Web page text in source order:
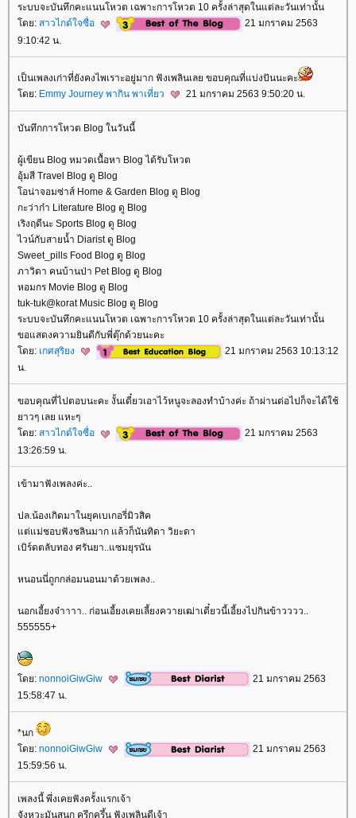
ระบบจะบันทึกคะแนนโหวต เฉพาะการโหวต 10 ครั้งล่าสุดในแต่ละวันเท่านั้น
ดย: สาวไกด์ใจซื่อ
21 มกราคม 2563
9:10:42 น.
เป็นเพลงเก่าที่ยังคงไพเราะอยู่มาก ฟังเพลินเลย ขอบคุณที่แบ่งปันนะคะ
ดย: Emmy Journey พากิน พาเที่ยว 21 มกราคม 2563 9:50:20 น.
บันทึกการโหวต Blog ในวันนี้
ผู้เขียน Blog หมวดเนื้อหา Blog ได้รับโหวต
อุ้มสี Travel Blog ดู Blog
อน่าจอมซ่าส์ Home & Garden Blog ดู Blog
กะว่าก๋า Literature Blog ดู Blog
เริงฤดีนะ Sports Blog ดู Blog
ไวน์กับสายน้ำ Diarist ดู Blog
Sweet_pills Food Blog ดู Blog
ภาวิดา คนบ้านป่า Pet Blog ดู Blog
หอมกร Movie Blog ดู Blog
tuk-tuk@korat Music Blog ดู Blog
ระบบจะบันทึกคะแนนโหวต เฉพาะการโหวต 10 ครั้งล่าสุดในแต่ละวันเท่านั้น
ขอแสดงความยินดีกับพี่ตุ๊กด้วยนะคะ
ดย: เกศสุริยง
21 มกราคม 2563 10:13:12
น.
ขอบคุณที่ไปตอบนะคะ งั้นเดี๋ยวเอาไว้หนูจะลองทำบ้างค่ะ ถ้าผ่านต่อไปก็จะได้ใช้
าวๆ เลย แหะๆ
ดย: สาวไกด์ใจซื่อ
21 มกราคม 2563
13:26:59 น.
เข้ามาฟังเพลงค่ะ..
ปล.น้องเกิดมาในยุคเบเกอรี่มิวสิค
ต่แม่ชอบฟังชลินมาก แล้วก็นันทิดา วิยะดา
เบิร์ดตลับทอง ศรันยา..แซมยุรนัน
หนอนนี่ถูกกล่อมนอนมาด้วยเพลง..
นอกเอี้ยงจ๋าาาา.. ก่อนเอี้ยงเคยเลี้ยงควายเฒ่าเดี๋ยวนี้เอี้ยงไปกินข้าวววว..
555555+
ดย: nonnoiGiwGiw
21 มกราคม 2563
15:58:47 น.
*นก
ดย: nonnoiGiwGiw
21 มกราคม 2563
15:59:56 น.
เพลงนี้ พึ่งเคยฟังครั้งแรกเจ้า
จังหวะมันสนุก ครึกครึ้น ฟังเพลินดีเจ้า